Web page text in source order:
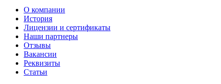
О компании
История
Лицензии и сертификаты
Наши партнеры
Отзывы
Вакансии
Реквизиты
Статьи